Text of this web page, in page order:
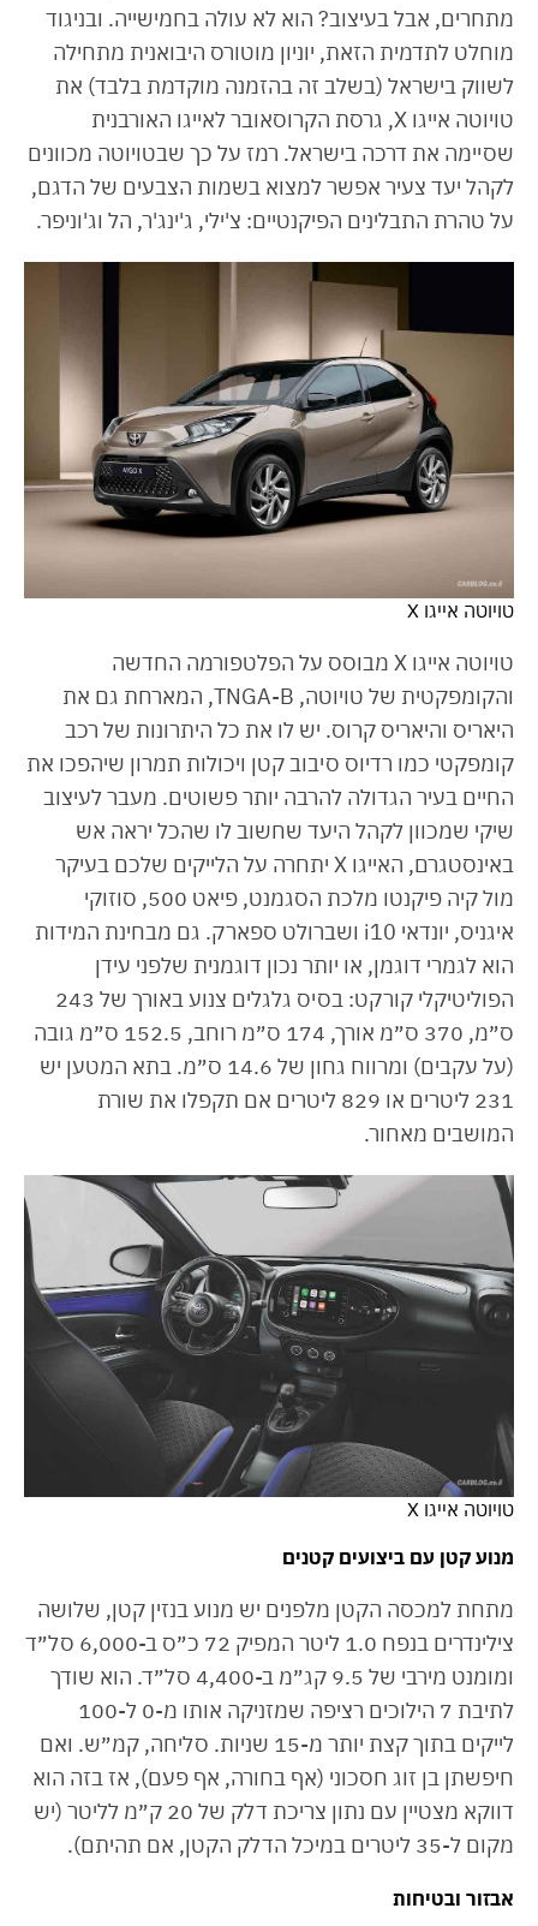
מתחרים, אבל בעיצוב? הוא לא עולה בחמישייה. ובניגוד
מוחלט לתדמית הזאת, יוניון מוטורס היבואנית מתחילה
לשווק בישראל (בשלב זה בהזמנה מוקדמת בלבד) את
טויוטה אייגו X, גרסת הקרוסאובר לאייגו האורבנית
שסיימה את דרכה בישראל. רמז על כך שבטויוטה מכוונים
לקהל יעד צעיר אפשר למצוא בשמות הצבעים של הדגם,
על טהרת התבלינים הפיקנטיים: צ'ילי, ג'ינג'ר, הל וג'וניפר.
טויוטה אייגו X
טויוטה אייגו X מבוסס על הפלטפורמה החדשה
והקומפקטית של טויוטה, TNGA-B, המארחת גם את
היאריס והיאריס קרוס. יש לו את כל היתרונות של רכב
קומפקטי כמו רדיוס סיבוב קטן ויכולות תמרון שיהפכו את
החיים בעיר הגדולה להרבה יותר פשוטים. מעבר לעיצוב
שיקי שמכוון לקהל היעד שחשוב לו שהכל יראה אש
באינסטגרם, האייגו X יתחרה על הלייקים שלכם בעיקר
מול קיה פיקנטו מלכת הסגמנט, פיאט 500, סוזוקי
איגניס, יונדאי i10 ושברולט ספארק. גם מבחינת המידות
הוא לגמרי דוגמן, או יותר נכון דוגמנית שלפני עידן
הפוליטיקלי קורקט: בסיס גלגלים צנוע באורך של 243
ס״מ, 370 ס״מ אורך, 174 ס״מ רוחב, 152.5 ס״מ גובה
(על עקבים) ומרווח גחון של 14.6 ס״מ. בתא המטען יש
231 ליטרים או 829 ליטרים אם תקפלו את שורת
המושבים מאחור.
טויוטה אייגו X
מנוע קטן עם ביצועים קטנים
מתחת למכסה הקטן מלפנים יש מנוע בנזין קטן, שלושה
צילינדרים בנפח 1.0 ליטר המפיק 72 כ״ס ב-6,000 סל״ד
ומומנט מירבי של 9.5 קג״מ ב-4,400 סל״ד. הוא שודך
לתיבת 7 הילוכים רציפה שמזניקה אותו מ-0 ל-100
לייקים בתוך קצת יותר מ-15 שניות. סליחה, קמ״ש. ואם
חיפשתן בן זוג חסכוני (אף בחורה, אף פעם), אז בזה הוא
דווקא מצטיין עם נתון צריכת דלק של 20 ק״מ לליטר (יש
מקום ל-35 ליטרים במיכל הדלק הקטן, אם תהיתם).
אבזור ובטיחות